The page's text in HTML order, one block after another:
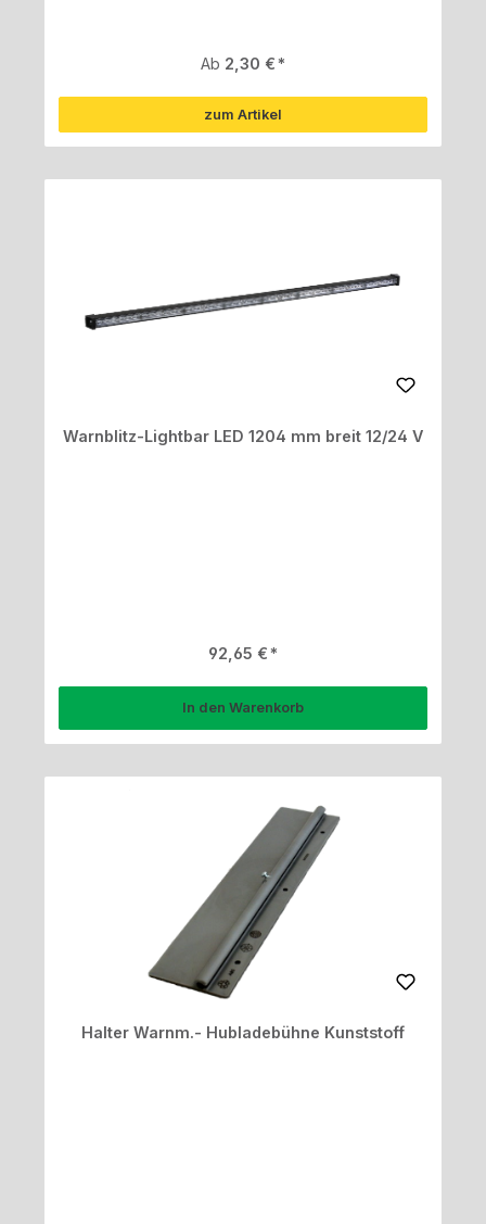
Regulärer Preis:
Ab 2,30 €
zum Artikel
Warnblitz-Lightbar LED 1204 mm breit 12/24 V
Regulärer Preis:
92,65 €
In den Warenkorb
Halter Warnm.- Hubladebühne Kunststoff